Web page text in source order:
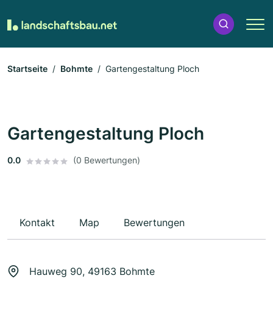
Startseite Bohmte Gartengestaltung Ploch
Gartengestaltung Ploch
0.0 (0 Bewertungen)
Kontakt Map Bewertungen
Hauweg 90, 49163 Bohmte